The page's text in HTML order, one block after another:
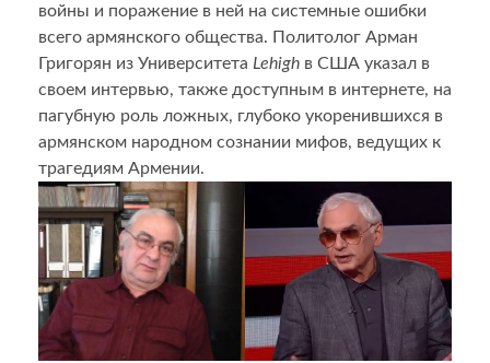
войны и поражение в ней на системные ошибки
всего армянского общества. Политолог Арман
Григорян из Университета Lehigh в США указал в
своем интервью, также доступным в интернете, на
пагубную роль ложных, глубоко укоренившихся в
армянском народном сознании мифов, ведущих к
трагедиям Армении.